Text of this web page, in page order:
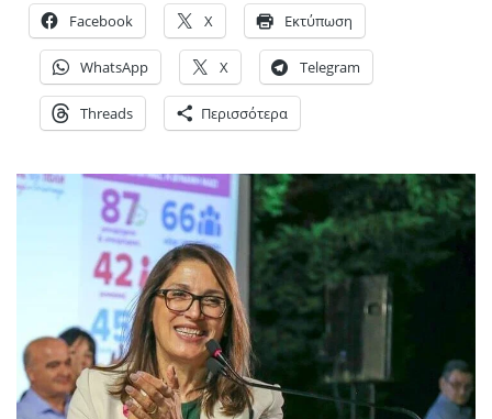
Facebook X Εκτύπωση
WhatsApp X Telegram
Threads Περισσότερα